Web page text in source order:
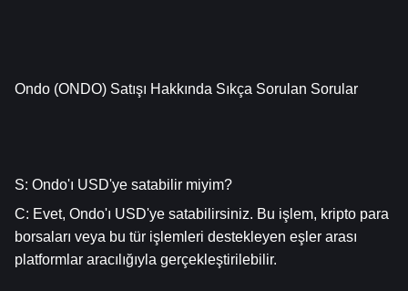
Ondo (ONDO) Satışı Hakkında Sıkça Sorulan Sorular
S: Ondo'ı USD'ye satabilir miyim?
C: Evet, Ondo'ı USD'ye satabilirsiniz. Bu işlem, kripto para
borsaları veya bu tür işlemleri destekleyen eşler arası
platformlar aracılığıyla gerçekleştirilebilir.